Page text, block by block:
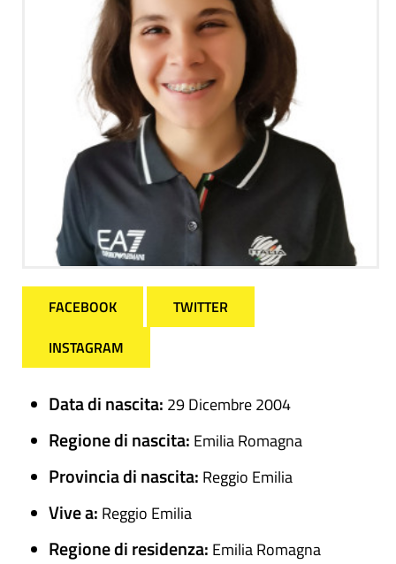
FACEBOOK
TWITTER
INSTAGRAM
Data di nascita: 29 Dicembre 2004
Regione di nascita: Emilia Romagna
Provincia di nascita: Reggio Emilia
Vive a: Reggio Emilia
Regione di residenza: Emilia Romagna